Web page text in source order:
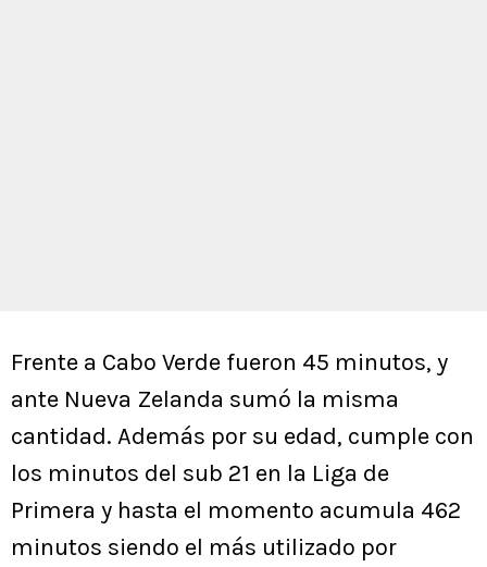
Frente a Cabo Verde fueron 45 minutos, y
ante Nueva Zelanda sumó la misma
cantidad. Además por su edad, cumple con
los minutos del sub 21 en la Liga de
Primera y hasta el momento acumula 462
minutos siendo el más utilizado por